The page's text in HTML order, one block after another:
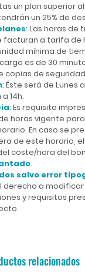
un plan superior
un 25% de
: Las horas de
facturan a tarifa de
mínima de
es de 30
copias de
: Éste será de Lunes
14h.
: Es requisito
horas vigente
En caso se
de este horario,
coste/hora del
.
salvo error
derecho a
y requisitos
relacionados